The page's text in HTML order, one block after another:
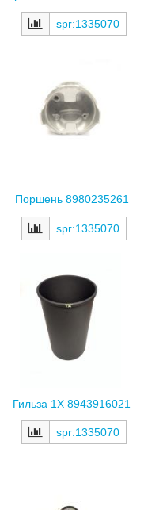
spr:1335070
Поршень 8980235261
spr:1335070
Гильза 1X 8943916021
spr:1335070